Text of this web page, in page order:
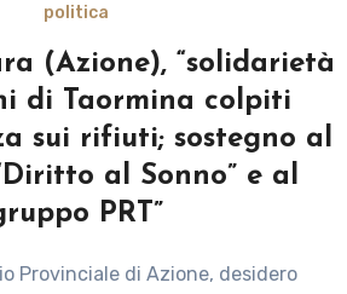
politica
(Azione), “solidarietà
di Taormina colpiti
sui rifiuti; sostegno al
al Sonno” e al
PRT”